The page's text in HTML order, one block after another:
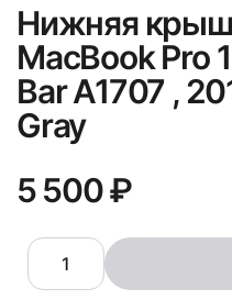
Нижняя
MacBook Pro
Bar A1707 ,
Gray
5 500 ₽